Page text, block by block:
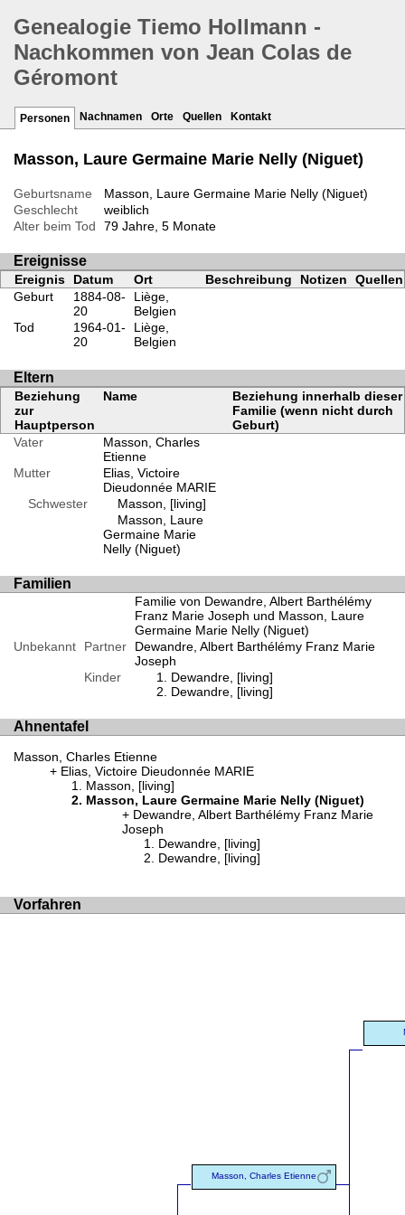
Genealogie Tiemo Hollmann -
Nachkommen von Jean Colas de
Géromont
Personen Nachnamen Orte Quellen Kontakt
Masson, Laure Germaine Marie Nelly (Niguet)
Geburtsname
Masson, Laure Germaine Marie Nelly (Niguet)
Geschlecht
weiblich
Alter beim Tod
79 Jahre, 5 Monate
Ereignisse
Ereignis Datum Ort Beschreibung Notizen
Quellen
Geburt
1884-08-
20
Liège,
Belgien
Tod
1964-01-
20
Liège,
Belgien
Eltern
Beziehung
zur
Hauptperson
Name
Beziehung innerhalb dieser
Familie (wenn nicht durch
Geburt)
Vater
Masson, Charles
Etienne
Mutter
Elias, Victoire
Dieudonnée MARIE
Schwester
Masson, [living]
Masson, Laure
Germaine Marie
Nelly (Niguet)
Familien
Familie von Dewandre, Albert Barthélémy
Franz Marie Joseph und Masson, Laure
Germaine Marie Nelly (Niguet)
Unbekannt
Partner
Dewandre, Albert Barthélémy Franz Marie
Joseph
Kinder
Dewandre, [living]
Dewandre, [living]
Ahnentafel
Masson, Charles Etienne
Elias, Victoire Dieudonnée MARIE
Masson, [living]
Masson, Laure Germaine Marie Nelly (Niguet)
Dewandre, Albert Barthélémy Franz Marie
Joseph
Dewandre, [living]
Dewandre, [living]
Vorfahren
Masson, Charles Etienne